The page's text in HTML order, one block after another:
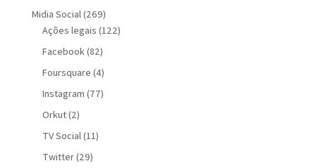
Midia Social(269)
Ações legais (122)
Facebook(82)
Foursquare (4)
Instagram (77)
Orkut(2)
TV Social(11)
Twitter(29)